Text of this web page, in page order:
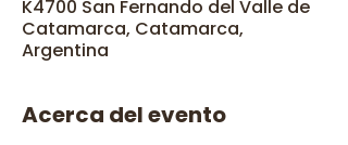
K4700 San Fernando del Valle de
Catamarca, Catamarca,
Argentina
Acerca del evento